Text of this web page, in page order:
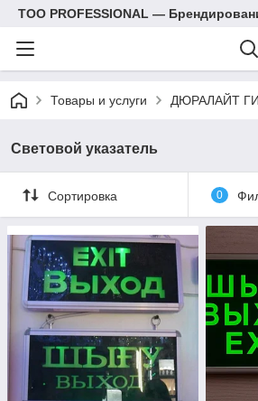
ТОО PROFESSIONAL —
Товары и услуги ДЮРАЛАЙТ
Световой указатель
Сортировка 0